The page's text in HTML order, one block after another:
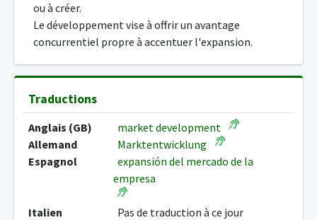
ou à créer.
Le développement vise à offrir un avantage
concurrentiel propre à accentuer l'expansion.
Traductions
Anglais (GB)
market development
Allemand
Marktentwicklung
Espagnol
expansión del mercado de la
empresa
Italien Pas de traduction à ce jour